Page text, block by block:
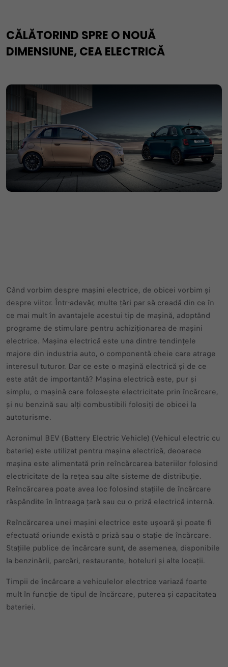
CĂLĂTORIND SPRE O NOUĂ
DIMENSIUNE, CEA ELECTRICĂ
Când vorbim despre mașini electrice, de obicei vorbim și
despre viitor. Într-adevăr, multe țări par să creadă din ce în
ce mai mult în avantajele acestui tip de mașină, adoptând
programe de stimulare pentru achiziționarea de mașini
electrice. Mașina electrică este una dintre tendințele
majore din industria auto, o componentă cheie care atrage
interesul tuturor. Dar ce este o mașină electrică și de ce
este atât de importantă? Mașina electrică este, pur și
simplu, o mașină care folosește electricitate prin încărcare,
și nu benzină sau alți combustibili folosiți de obicei la
autoturisme.
Acronimul BEV (Battery Electric Vehicle) (Vehicul electric cu
baterie) este utilizat pentru mașina electrică, deoarece
mașina este alimentată prin reîncărcarea bateriilor folosind
electricitate de la rețea sau alte sisteme de distribuție.
Reîncărcarea poate avea loc folosind stațiile de încărcare
răspândite în întreaga țară sau cu o priză electrică internă.
Reîncărcarea unei mașini electrice este ușoară și poate fi
efectuată oriunde există o priză sau o stație de încărcare.
Stațiile publice de încărcare sunt, de asemenea, disponibile
la benzinării, parcări, restaurante, hoteluri și alte locații.
Timpii de încărcare a vehiculelor electrice variază foarte
mult în funcție de tipul de încărcare, puterea și capacitatea
bateriei.